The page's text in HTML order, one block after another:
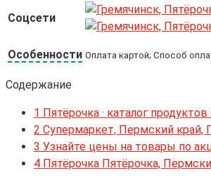
Соцсети
Особенности Оплата картой; Способ
Содержание
1 Пятёрочка · каталог продуктов
2 Супермаркет, Пермский край,
3 Узнайте цены на товары по
4 Пятёрочка Пятёрочка,